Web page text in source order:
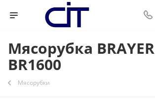
Мясорубка BRAYER
BR1600
Мясорубки